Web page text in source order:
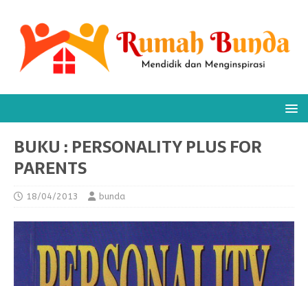
BUKU : PERSONALITY PLUS FOR
PARENTS
18/04/2013 bunda